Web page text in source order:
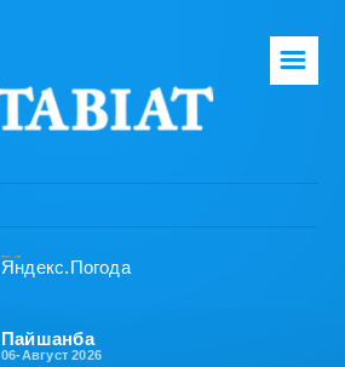
☰
Пайшанба
06-Август 2026